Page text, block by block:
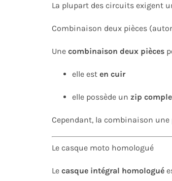
La plupart des circuits exigent
Combinaison deux pièces
Une combinaison deux pièces
elle est en cuir
elle possède un zip
Cependant, la combinaison une
Le casque moto homologué
Le casque intégral homologué